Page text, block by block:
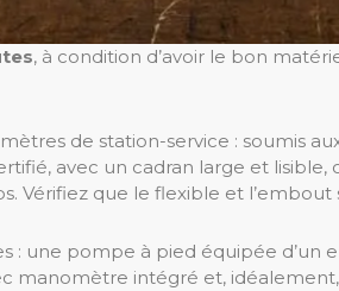
, à condition d’avoir le bon
de station-service : soumis
avec un cadran large et
Vérifiez que le flexible et
: une pompe à pied équipée
manomètre intégré et,